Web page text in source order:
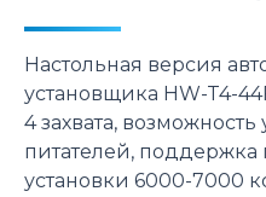
Настольная версия
установщика HW-T4-
4 захвата,
питателей, поддержка
установки 6000-7000